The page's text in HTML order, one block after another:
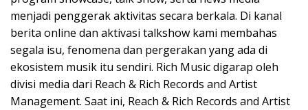
menjadi penggerak aktivitas secara berkala. Di kanal
berita online dan aktivasi talkshow kami membahas
segala isu, fenomena dan pergerakan yang ada di
ekosistem musik itu sendiri. Rich Music digarap oleh
divisi media dari Reach & Rich Records and Artist
Management. Saat ini, Reach & Rich Records and Artist